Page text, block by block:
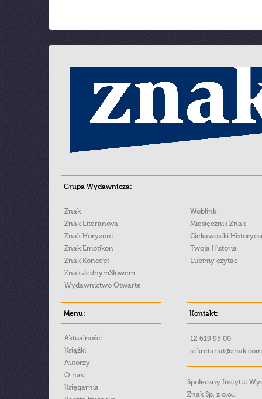
Grupa Wydawnicza:
Znak
Znak Literanova
Znak Horyzont
Znak Emotikon
Znak Koncept
Znak JednymSłowem
Wydawnictwo Otwarte
Woblink
Miesięcznik Znak
Ciekawostki
Twoja Historia
Lubimy czytać
Menu:
Aktualności
Książki
Autorzy
O nas
Księgarnia
Kontakt:
12 619 95 00
Społeczny Instytut
Znak Sp. z o.o.,